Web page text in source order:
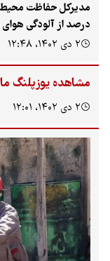
درصد از آلودگی هوای
گفت: بررسی‌ها نشان
سال بین ۲۹
صنایع داخل یا اطراف آن
مشاهده یوزپلنگ ماده